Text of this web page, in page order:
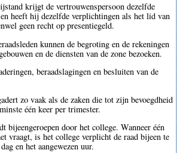
krijgt de vertrouwenspersoon dezelfde
heeft hij dezelfde verplichtingen als het lid van
geen recht op presentiegeld.
kunnen de begroting en de rekeningen
en de diensten van de zone bezoeken.
beraadslagingen en besluiten van de
zo vaak als de zaken die tot zijn bevoegdheid
één keer per trimester.
bijeengeroepen door het college. Wanneer één
vraagt, is het college verplicht de raad bijeen te
en het aangewezen uur.